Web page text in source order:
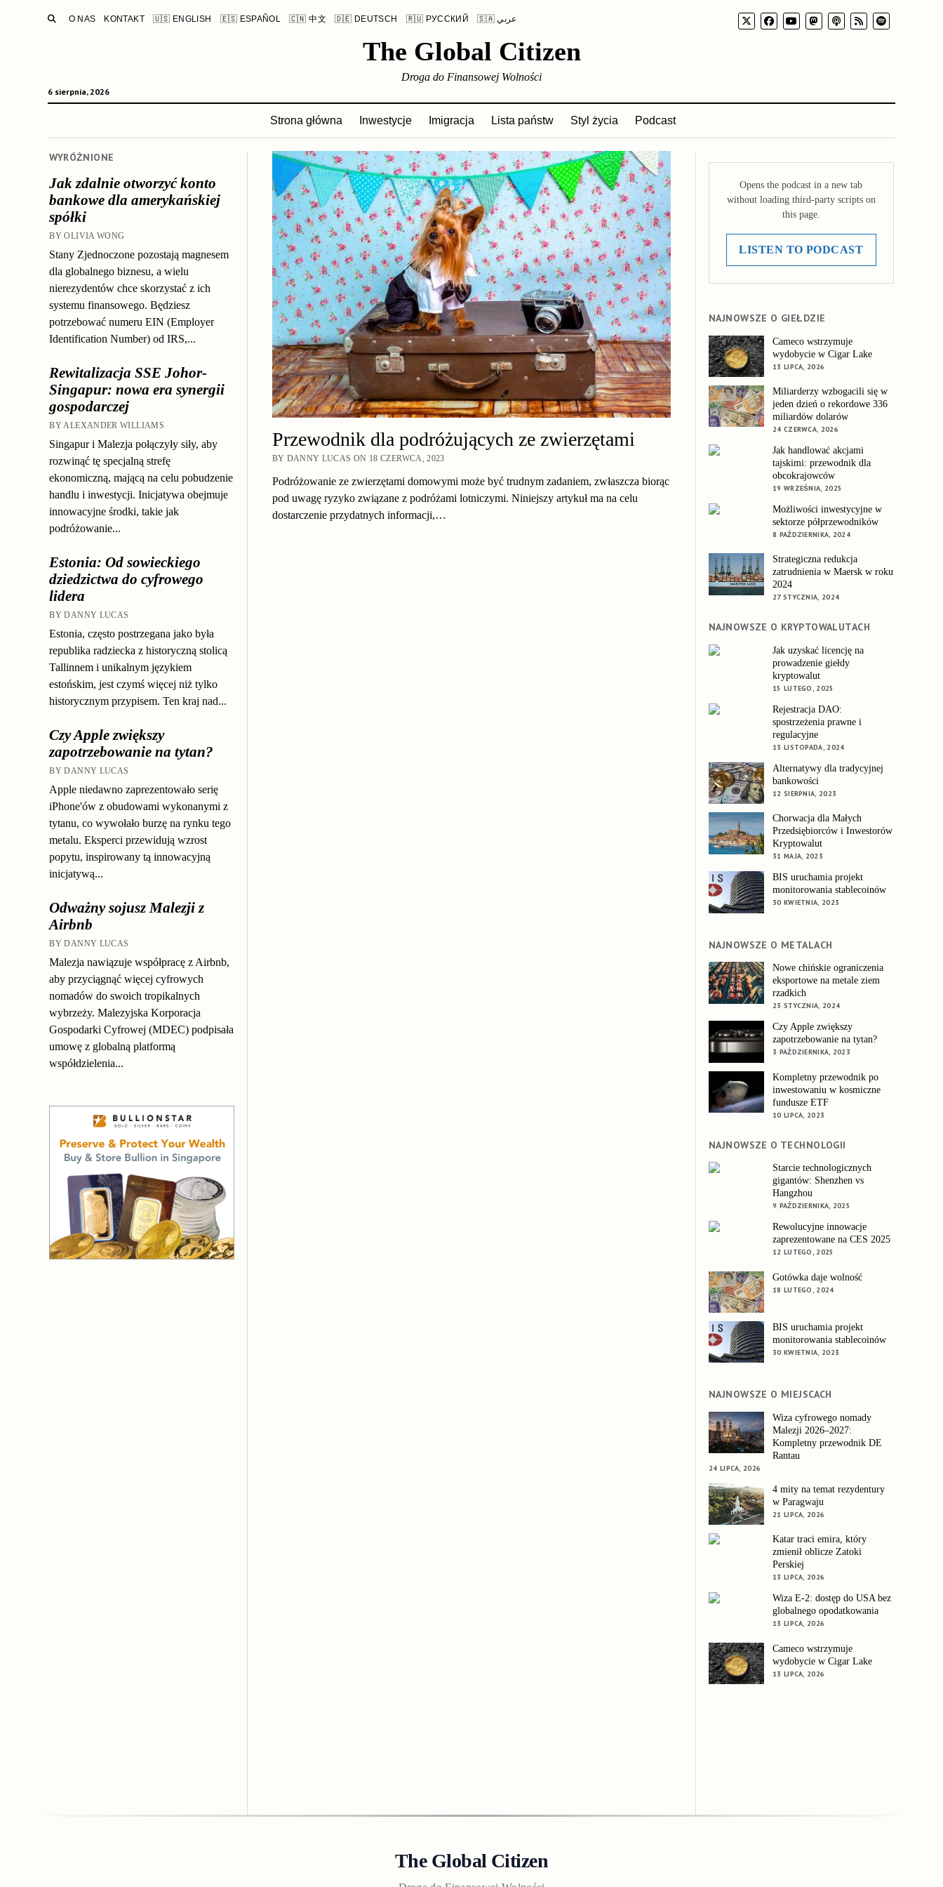
SEARCH
O NAS KONTAKT 🇺🇸 ENGLISH 🇪🇸 ESPAÑOL 🇨🇳 中文 🇩🇪 DEUTSCH 🇷🇺 РУССКИЙ 🇸🇦 عربي
The Global Citizen
6 sierpnia, 2026
Droga do Finansowej Wolności
Strona główna Inwestycje Imigracja Lista państw Styl życia Podcast
WYRÓŻNIONE
Jak zdalnie otworzyć konto
bankowe dla amerykańskiej
spółki
BY OLIVIA WONG
Stany Zjednoczone pozostają magnesem
dla globalnego biznesu, a wielu
nierezydentów chce skorzystać z ich
systemu finansowego. Będziesz
potrzebować numeru EIN (Employer
Identification Number) od IRS,...
Rewitalizacja SSE Johor-
Singapur: nowa era synergii
gospodarczej
BY ALEXANDER WILLIAMS
Singapur i Malezja połączyły siły, aby
rozwinąć tę specjalną strefę
ekonomiczną, mającą na celu pobudzenie
handlu i inwestycji. Inicjatywa obejmuje
innowacyjne środki, takie jak
podróżowanie...
Estonia: Od sowieckiego
dziedzictwa do cyfrowego
lidera
BY DANNY LUCAS
Estonia, często postrzegana jako była
republika radziecka z historyczną stolicą
Tallinnem i unikalnym językiem
estońskim, jest czymś więcej niż tylko
historycznym przypisem. Ten kraj nad...
Czy Apple zwiększy
zapotrzebowanie na tytan?
BY DANNY LUCAS
Apple niedawno zaprezentowało serię
iPhone'ów z obudowami wykonanymi z
tytanu, co wywołało burzę na rynku tego
metalu. Eksperci przewidują wzrost
popytu, inspirowany tą innowacyjną
inicjatywą...
Odważny sojusz Malezji z
Airbnb
BY DANNY LUCAS
Malezja nawiązuje współpracę z Airbnb,
aby przyciągnąć więcej cyfrowych
nomadów do swoich tropikalnych
wybrzeży. Malezyjska Korporacja
Gospodarki Cyfrowej (MDEC) podpisała
umowę z globalną platformą
współdzielenia...
Przewodnik dla podróżujących ze zwierzętami
BY DANNY LUCAS ON 18 CZERWCA, 2023
Podróżowanie ze zwierzętami domowymi może być trudnym zadaniem, zwłaszcza biorąc
pod uwagę ryzyko związane z podróżami lotniczymi. Niniejszy artykuł ma na celu
dostarczenie przydatnych informacji,…
Opens the podcast in a new tab
without loading third-party scripts on
this page.
LISTEN TO PODCAST
NAJNOWSZE O GIEŁDZIE
Cameco wstrzymuje
wydobycie w Cigar Lake
13 LIPCA, 2026
Miliarderzy wzbogacili się w
jeden dzień o rekordowe 336
miliardów dolarów
24 CZERWCA, 2026
Jak handlować akcjami
tajskimi: przewodnik dla
obcokrajowców
19 WRZEŚNIA, 2025
Możliwości inwestycyjne w
sektorze półprzewodników
8 PAŹDZIERNIKA, 2024
Strategiczna redukcja
zatrudnienia w Maersk w roku
2024
27 STYCZNIA, 2024
NAJNOWSZE O KRYPTOWALUTACH
Jak uzyskać licencję na
prowadzenie giełdy
kryptowalut
15 LUTEGO, 2025
Rejestracja DAO:
spostrzeżenia prawne i
regulacyjne
13 LISTOPADA, 2024
Alternatywy dla tradycyjnej
bankowości
12 SIERPNIA, 2023
Chorwacja dla Małych
Przedsiębiorców i Inwestorów
Kryptowalut
31 MAJA, 2023
BIS uruchamia projekt
monitorowania stablecoinów
30 KWIETNIA, 2023
NAJNOWSZE O METALACH
Nowe chińskie ograniczenia
eksportowe na metale ziem
rzadkich
23 STYCZNIA, 2024
Czy Apple zwiększy
zapotrzebowanie na tytan?
3 PAŹDZIERNIKA, 2023
Kompletny przewodnik po
inwestowaniu w kosmiczne
fundusze ETF
10 LIPCA, 2023
NAJNOWSZE O TECHNOLOGII
Starcie technologicznych
gigantów: Shenzhen vs
Hangzhou
9 PAŹDZIERNIKA, 2025
Rewolucyjne innowacje
zaprezentowane na CES 2025
12 LUTEGO, 2025
Gotówka daje wolność
18 LUTEGO, 2024
BIS uruchamia projekt
monitorowania stablecoinów
30 KWIETNIA, 2023
NAJNOWSZE O MIEJSCACH
Wiza cyfrowego nomady
Malezji 2026–2027:
Kompletny przewodnik DE
Rantau
24 LIPCA, 2026
4 mity na temat rezydentury
w Paragwaju
21 LIPCA, 2026
Katar traci emira, który
zmienił oblicze Zatoki
Perskiej
13 LIPCA, 2026
Wiza E-2: dostęp do USA bez
globalnego opodatkowania
13 LIPCA, 2026
Cameco wstrzymuje
wydobycie w Cigar Lake
13 LIPCA, 2026
The Global Citizen